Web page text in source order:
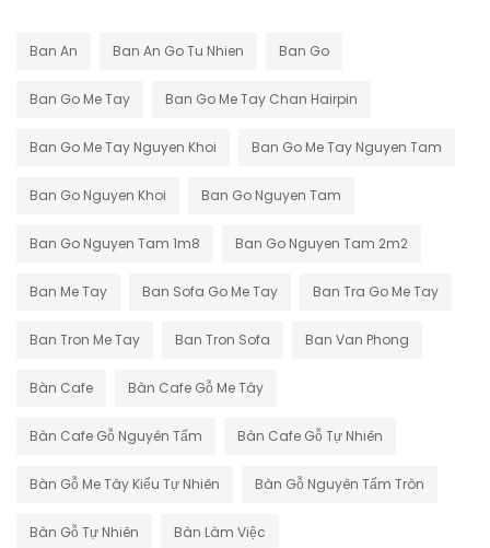
Ban An Ban An Go Tu Nhien Ban Go
Ban Go Me Tay Ban Go Me Tay Chan Hairpin
Ban Go Me Tay Nguyen Khoi Ban Go Me Tay Nguyen Tam
Ban Go Nguyen Khoi Ban Go Nguyen Tam
Ban Go Nguyen Tam 1m8 Ban Go Nguyen Tam 2m2
Ban Me Tay Ban Sofa Go Me Tay Ban Tra Go Me Tay
Ban Tron Me Tay Ban Tron Sofa Ban Van Phong
Bàn Cafe Bàn Cafe Gỗ Me Tây
Bàn Cafe Gỗ Nguyên Tấm Bàn Cafe Gỗ Tự Nhiên
Bàn Gỗ Me Tây Kiểu Tự Nhiên Bàn Gỗ Nguyên Tấm Tròn
Bàn Gỗ Tự Nhiên Bàn Làm Việc